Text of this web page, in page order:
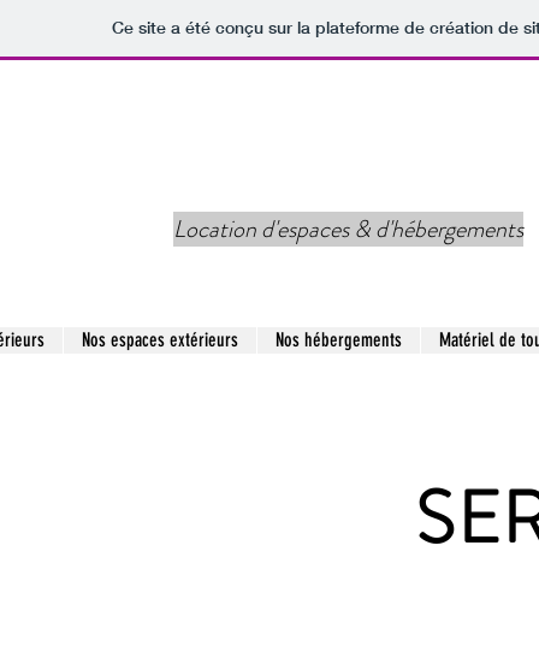
Ce site a été conçu sur la plateforme de création de
Location d'espaces & d'hébergements
Nos espaces extérieurs Nos hébergements Matériel de